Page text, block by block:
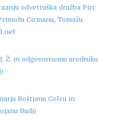
odvetniška družba Pirc
Cirmanu, Tomažu
Ž. in odgovornemu uredniku
Boštjanu Celcu in
Budji